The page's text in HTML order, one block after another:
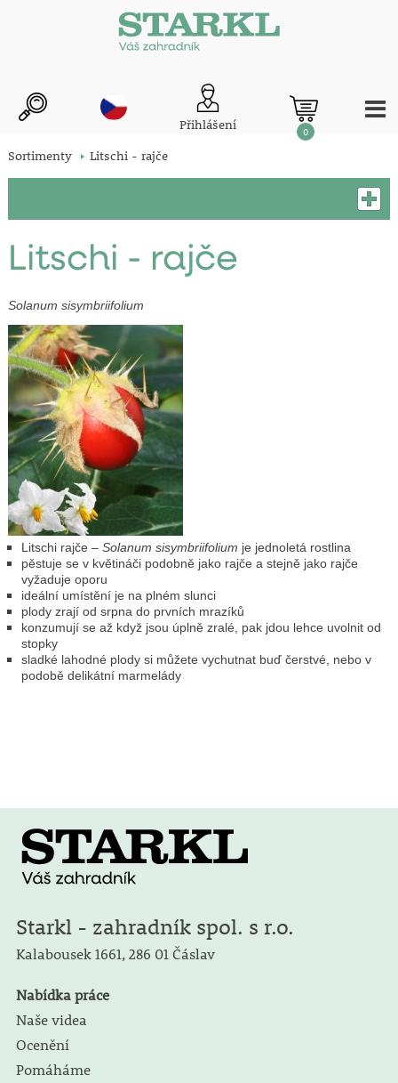
Přihlášení 0
Sortimenty Litschi - rajče
Litschi - rajče
Solanum sisymbriifolium
Litschi rajče – Solanum sisymbriifolium je jednoletá rostlina
pěstuje se v květináči podobně jako rajče a stejně jako rajče
vyžaduje oporu
ideální umístění je na plném slunci
plody zrají od srpna do prvních mrazíků
konzumují se až když jsou úplně zralé, pak jdou lehce uvolnit od
stopky
sladké lahodné plody si můžete vychutnat buď čerstvé, nebo v
podobě delikátní marmelády
Starkl - zahradník spol. s r.o.
Kalabousek 1661, 286 01 Čáslav
Nabídka práce
Naše videa
Ocenění
Pomáháme